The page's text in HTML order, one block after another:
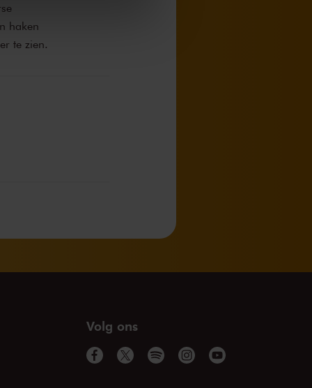
haken
te zien.
Volg ons